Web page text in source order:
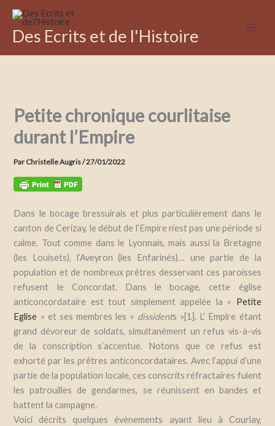
contenu
Des Ecrits et de l'Histoire
Petite chronique courlitaise
durant l’Empire
Par Christelle Augris/27/01/2022
Dans le bocage bressuirais et plus particulièrement dans le
canton de Cerizay, le début de l’Empire n’est pas une période si
calme. Tout comme dans le Lyonnais, mais aussi la Bretagne
(les Louisets), l’Aveyron (les Enfarinés)… une partie de la
population et de nombreux prêtres desservant ces paroisses
refusent le Concordat. Dans le bocage, cette église
anticoncordataire est tout simplement appelée la « Petite
Eglise » et ses membres les « dissidents »[1]. L’ Empire étant
grand dévoreur de soldats, simultanément un refus vis-à-vis
de la conscription s’accentue. Notons que ce refus est
exhorté par les prêtres anticoncordataires. Avec l’appui d’une
partie de la population locale, ces conscrits réfractaires fuient
les patrouilles de gendarmes, se réunissent en bandes et
battent la campagne.
Voici décrits quelques évènements ayant lieu à Courlay,